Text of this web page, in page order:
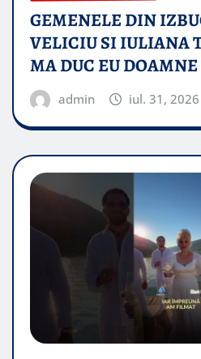
GEMENELE DIN
VELICIU SI IULIANA
MA DUC EU DOAMNE
admin iul. 31, 2026